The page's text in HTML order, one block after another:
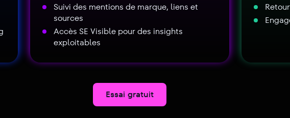
Suivi des mentions de marque, liens et
sources
Accès SE Visible pour des insights
exploitables
Essai gratuit